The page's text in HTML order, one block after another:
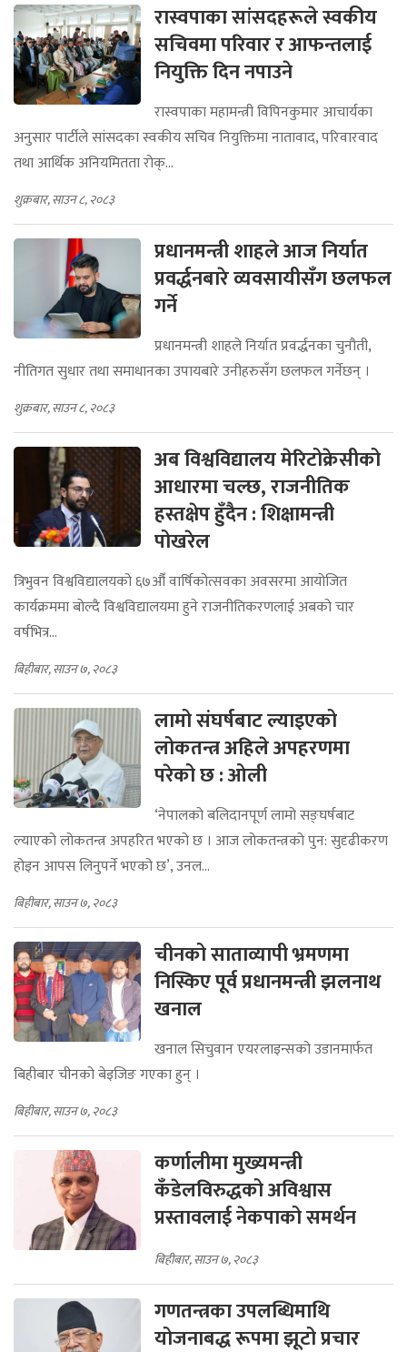
रास्वपाका सांसदहरूले स्वकीय
सचिवमा परिवार र आफन्तलाई
नियुक्ति दिन नपाउने
रास्वपाका महामन्त्री विपिनकुमार आचार्यका
अनुसार पार्टीले सांसदका स्वकीय सचिव नियुक्तिमा नातावाद, परिवारवाद
तथा आर्थिक अनियमितता रोक्...
शुक्रबार, साउन ८, २०८३
प्रधानमन्त्री शाहले आज निर्यात
प्रवर्द्धनबारे व्यवसायीसँग छलफल
गर्ने
प्रधानमन्त्री शाहले निर्यात प्रवर्द्धनका चुनौती,
नीतिगत सुधार तथा समाधानका उपायबारे उनीहरुसँग छलफल गर्नेछन् ।
शुक्रबार, साउन ८, २०८३
अब विश्वविद्यालय मेरिटोक्रेसीको
आधारमा चल्छ, राजनीतिक
हस्तक्षेप हुँदैन : शिक्षामन्त्री
पोखरेल
त्रिभुवन विश्वविद्यालयको ६७औँ वार्षिकोत्सवका अवसरमा आयोजित
कार्यक्रममा बोल्दै विश्वविद्यालयमा हुने राजनीतिकरणलाई अबको चार
वर्षभित्र...
बिहीबार, साउन ७, २०८३
लामो संघर्षबाट ल्याइएको
लोकतन्त्र अहिले अपहरणमा
परेको छ : ओली
‘नेपालको बलिदानपूर्ण लामो सङ्घर्षबाट
ल्याएको लोकतन्त्र अपहरित भएको छ । आज लोकतन्त्रको पुन: सुदृढीकरण
होइन आपस लिनुपर्ने भएको छ’, उनल...
बिहीबार, साउन ७, २०८३
चीनको साताव्यापी भ्रमणमा
निस्किए पूर्व प्रधानमन्त्री झलनाथ
खनाल
खनाल सिचुवान एयरलाइन्सको उडानमार्फत
बिहीबार चीनको बेइजिङ गएका हुन् ।
बिहीबार, साउन ७, २०८३
कर्णालीमा मुख्यमन्त्री
कँडेलविरुद्धको अविश्वास
प्रस्तावलाई नेकपाको समर्थन
बिहीबार, साउन ७, २०८३
गणतन्त्रका उपलब्धिमाथि
योजनाबद्ध रूपमा झूटो प्रचार